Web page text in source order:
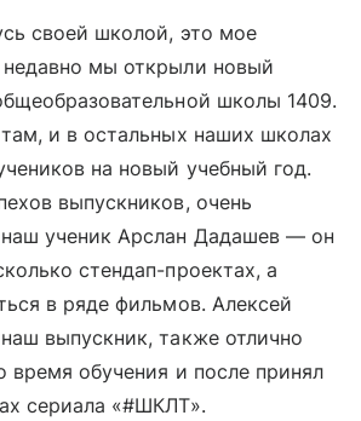
своей школой, это мое
мы открыли новый
школы 1409.
и в остальных наших школах
на новый учебный год.
выпускников, очень
ученик Арслан Дадашев — он
стендап-проектах, а
в ряде фильмов. Алексей
выпускник, также отлично
время обучения и после принял
сериала «#ШКЛТ».